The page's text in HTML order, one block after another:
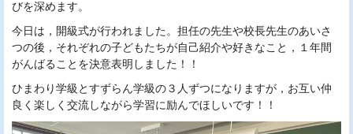
びを深めます。
今日は，開級式が行われました。担任の先生や校長先生のあいさ
つの後，それぞれの子どもたちが自己紹介や好きなこと，１年間
がんばることを決意表明しました！！
ひまわり学級とすずらん学級の３人ずつになりますが，お互い仲
良く楽しく交流しながら学習に励んでほしいです！！